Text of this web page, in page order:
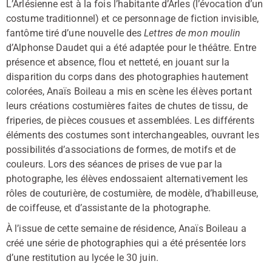
L’Arlésienne est à la fois l’habitante d’Arles (l’évocation d’un
costume traditionnel) et ce personnage de fiction invisible,
fantôme tiré d’une nouvelle desLettres de mon moulin
d’Alphonse Daudet qui a été adaptée pour le théâtre. Entre
présence et absence, flou et netteté, en jouant sur la
disparition du corps dans des photographies hautement
colorées, Anaïs Boileau a mis en scène les élèves portant
leurs créations costumières faites de chutes de tissu, de
friperies, de pièces cousues et assemblées. Les différents
éléments des costumes sont interchangeables, ouvrant les
possibilités d’associations de formes, de motifs et de
couleurs. Lors des séances de prises de vue par la
photographe, les élèves endossaient alternativement les
rôles de couturière, de costumière, de modèle, d’habilleuse,
de coiffeuse, et d’assistante de la photographe.
À l’issue de cette semaine de résidence, Anaïs Boileau a
créé une série de photographies qui a été présentée lors
d’une restitution au lycée le 30 juin.